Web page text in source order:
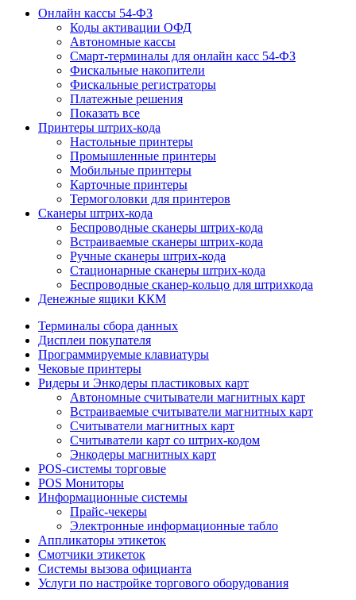
Онлайн кассы 54-ФЗ
Коды активации ОФД
Автономные кассы
Смарт-терминалы для онлайн касс 54-ФЗ
Фискальные накопители
Фискальные регистраторы
Платежные решения
Показать все
Принтеры штрих-кода
Настольные принтеры
Промышленные принтеры
Мобильные принтеры
Карточные принтеры
Термоголовки для принтеров
Сканеры штрих-кода
Беспроводные сканеры штрих-кода
Встраиваемые сканеры штрих-кода
Ручные сканеры штрих-кода
Стационарные сканеры штрих-кода
Беспроводные сканер-кольцо для штрихкода
Денежные ящики ККМ
Терминалы сбора данных
Дисплеи покупателя
Программируемые клавиатуры
Чековые принтеры
Ридеры и Энкодеры пластиковых карт
Автономные считыватели магнитных карт
Встраиваемые считыватели магнитных карт
Считыватели магнитных карт
Считыватели карт со штрих-кодом
Энкодеры магнитных карт
POS-системы торговые
POS Мониторы
Информационные системы
Прайс-чекеры
Электронные информационные табло
Аппликаторы этикеток
Смотчики этикеток
Системы вызова официанта
Услуги по настройке торгового оборудования